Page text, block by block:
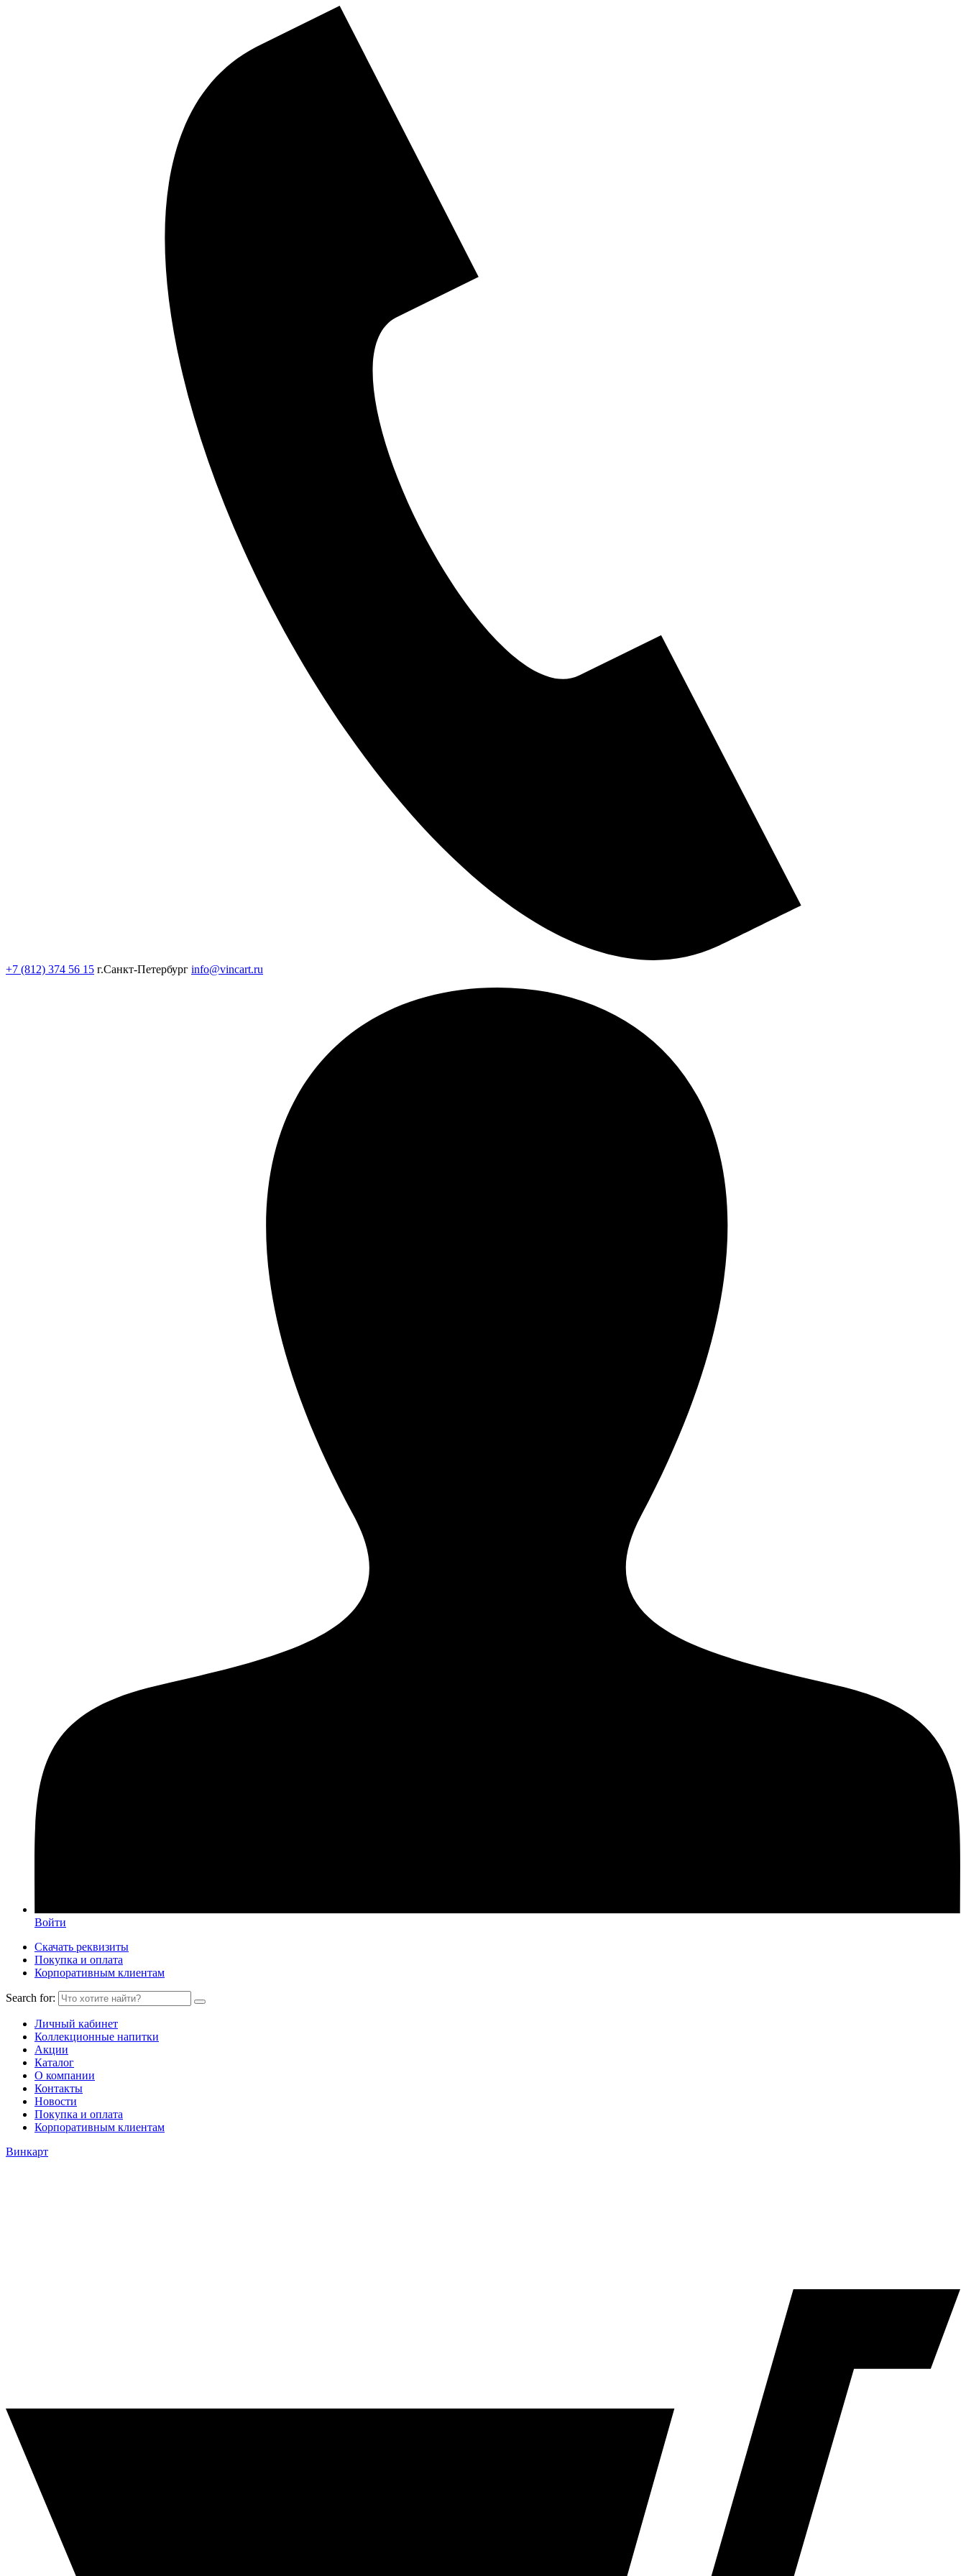
+7 (812) 374 56 15 г.Санкт-Петербург info@vincart.ru
Войти
Скачать реквизиты
Покупка и оплата
Корпоративным клиентам
Search for:
Личный кабинет
Коллекционные напитки
Акции
Каталог
О компании
Контакты
Новости
Покупка и оплата
Корпоративным клиентам
Винкарт